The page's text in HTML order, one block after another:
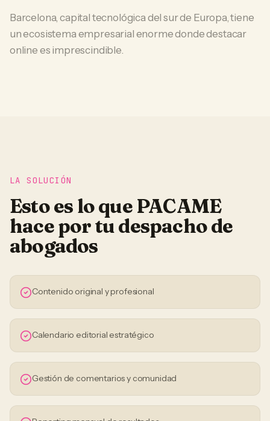
Barcelona, capital tecnológica del sur de Europa, tiene
un ecosistema empresarial enorme donde destacar
online es imprescindible.
LA SOLUCIÓN
Esto es lo que PACAME
hace por tudespacho de
abogados
Contenido original y profesional
Calendario editorial estratégico
Gestión de comentarios y comunidad